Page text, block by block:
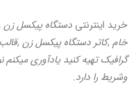
خرید اینترنتی دستگاه پیکسل زن
خام ,کاتر دستگاه پیکسل زن
گرافیک تهیه کنید یادآوری
وشریط را دارد.